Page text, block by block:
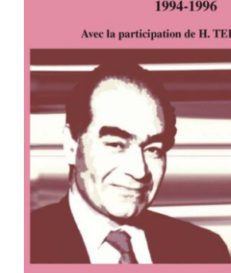
A. TATOSSIAN –
COMPLÈTES – TOME 10